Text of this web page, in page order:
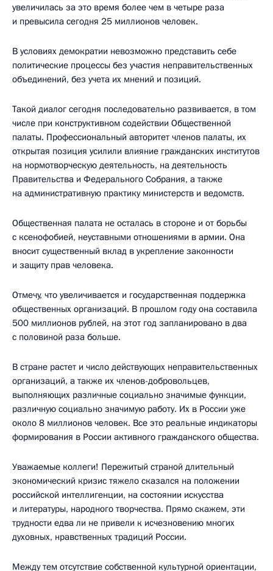
увеличилась за это время более чем в четыре раза
и превысила сегодня 25 миллионов человек.
В условиях демократии невозможно представить себе
политические процессы без участия неправительственных
объединений, без учета их мнений и позиций.
Такой диалог сегодня последовательно развивается, в том
числе при конструктивном содействии Общественной
палаты. Профессиональный авторитет членов палаты, их
открытая позиция усилили влияние гражданских институтов
на нормотворческую деятельность, на деятельность
Правительства и Федерального Собрания, а также
на административную практику министерств и ведомств.
Общественная палата не осталась в стороне и от борьбы
с ксенофобией, неуставными отношениями в армии. Она
вносит существенный вклад в укрепление законности
и защиту прав человека.
Отмечу, что увеличивается и государственная поддержка
общественных организаций. В прошлом году она составила
500 миллионов рублей, на этот год запланировано в два
с половиной раза больше.
В стране растет и число действующих неправительственных
организаций, а также их членов-добровольцев,
выполняющих различные социально значимые функции,
различную социально значимую работу. Их в России уже
около 8 миллионов человек. Все это реальные индикаторы
формирования в России активного гражданского общества.
Уважаемые коллеги! Пережитый страной длительный
экономический кризис тяжело сказался на положении
российской интеллигенции, на состоянии искусства
и литературы, народного творчества. Прямо скажем, эти
трудности едва ли не привели к исчезновению многих
духовных, нравственных традиций России.
Между тем отсутствие собственной культурной ориентации,